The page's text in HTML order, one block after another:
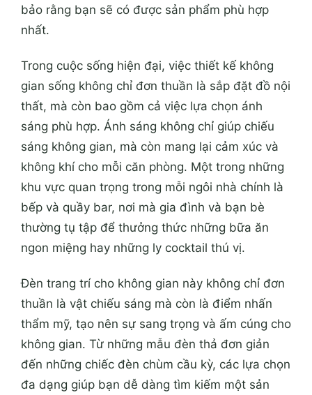
bảo rằng bạn sẽ có được sản phẩm phù hợp
nhất.
Trong cuộc sống hiện đại, việc thiết kế không
gian sống không chỉ đơn thuần là sắp đặt đồ nội
thất, mà còn bao gồm cả việc lựa chọn ánh
sáng phù hợp. Ánh sáng không chỉ giúp chiếu
sáng không gian, mà còn mang lại cảm xúc và
không khí cho mỗi căn phòng. Một trong những
khu vực quan trọng trong mỗi ngôi nhà chính là
bếp và quầy bar, nơi mà gia đình và bạn bè
thường tụ tập để thưởng thức những bữa ăn
ngon miệng hay những ly cocktail thú vị.
Đèn trang trí cho không gian này không chỉ đơn
thuần là vật chiếu sáng mà còn là điểm nhấn
thẩm mỹ, tạo nên sự sang trọng và ấm cúng cho
không gian. Từ những mẫu đèn thả đơn giản
đến những chiếc đèn chùm cầu kỳ, các lựa chọn
đa dạng giúp bạn dễ dàng tìm kiếm một sản